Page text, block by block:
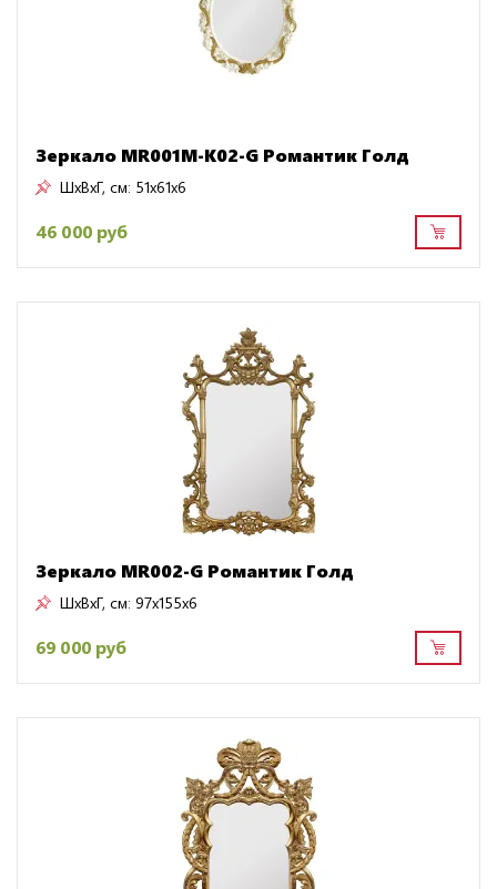
Зеркало MR001M-K02-G Романтик Голд
ШxВxГ, см: 51x61x6
46 000 руб
Зеркало MR002-G Романтик Голд
ШxВxГ, см: 97x155x6
69 000 руб